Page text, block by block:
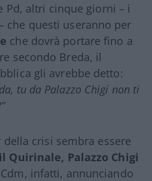
Pd, altri cinque giorni – i
che questi useranno per
che dovrà portare fino a
secondo Breda, il
gli avrebbe detto:
tu da Palazzo Chigi non ti
della crisi sembra essere
Quirinale, Palazzo Chigi
infatti, annunciando